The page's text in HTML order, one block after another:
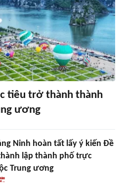
tiêu trở thành thành
ương
Ninh hoàn tất lấy ý kiến Đề
lập thành phố trực
Trung ương